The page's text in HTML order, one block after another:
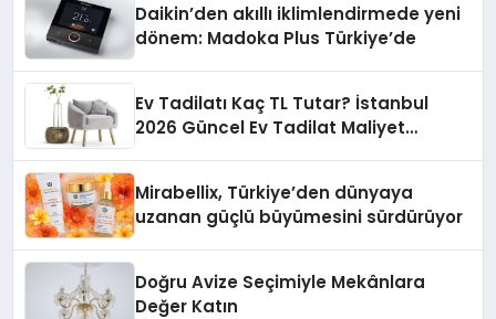
Daikin’den akıllı iklimlendirmede yeni
dönem: Madoka Plus Türkiye’de
Ev Tadilatı Kaç TL Tutar? İstanbul
2026 Güncel Ev Tadilat Maliyet
Mirabellix, Türkiye’den dünyaya
uzanan güçlü büyümesini sürdürüyor
Doğru Avize Seçimiyle Mekânlara
Değer Katın